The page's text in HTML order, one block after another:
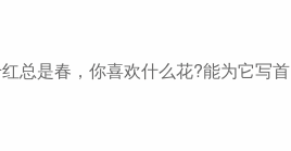
总是春，你喜欢什么花?能为它写首